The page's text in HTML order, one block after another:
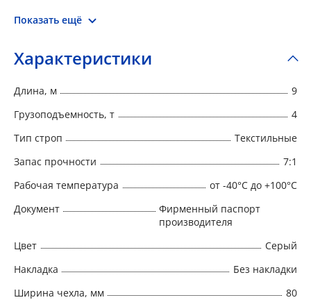
гибкая структура обеспечивает плотное
стропы выпускаются в соответствии с РД 24-
СЗК-01-01 «Стропы грузовые общего назначения
безопасной эксплуатации».
Показать ещё
Характеристики
Длина, м
9
Грузоподъемность, т
4
Тип строп
Текстильные
Запас прочности
7:1
Рабочая температура
от -40°C до +100°C
Документ
Фирменный паспорт
производителя
Цвет
Серый
Накладка
Без накладки
Ширина чехла, мм
80